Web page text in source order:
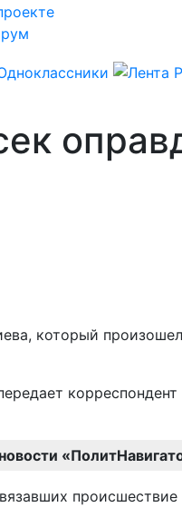
который
корреспондент